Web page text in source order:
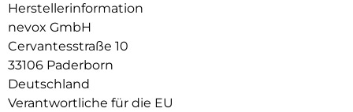
geschützt.
Die Anschlüsse, Knöpfe und Kamera bleiben voll zugänglich.
Hochwertiges Schmutzabweisendes Material und langlebige
Zusammensetzung der Materialien.
Herstellerinformation
nevox GmbH
Cervantesstraße 10
33106 Paderborn
Deutschland
Verantwortliche für die EU